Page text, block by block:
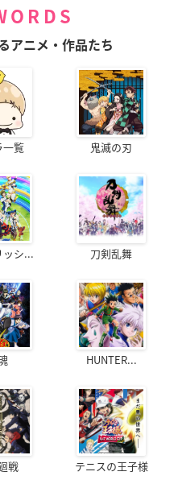
アニメ・作品たち
一覧 鬼滅の刃
ッシ... 刀剣乱舞
HUNTER...
戦 テニスの王子様